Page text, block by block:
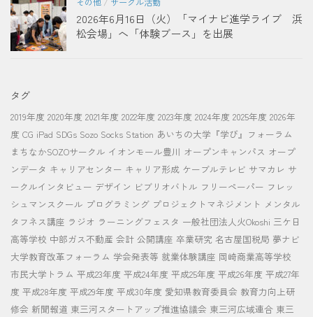
2026年6月16日（火）「マイナビ進学ライブ 浜
松会場」へ「体験ブース」を出展
タグ
2019年度 2020年度 2021年度 2022年度 2023年度 2024年度 2025年度 2026年
度 CG iPad SDGs Sozo Socks Station あいちの大学『学び』フォーラム
まちなかSOZOサークル イオンモール豊川 オープンキャンパス オープ
ンデータ キャリアセンター キャリア形成 ケーブルテレビ サマカレ サ
ークルインタビュー デザイン ビブリオバトル フリーペーパー フレッ
シュマンスクール プログラミング プロジェクトマネジメント メンタル
タフネス講座 ラジオ ラーニングフェスタ 一般社団法人火Okoshi 三ケ日
高等学校 中部ガス不動産 会計 公開講座 卒業研究 名古屋国税局 夢ナビ
大学教育改革フォーラム 学会発表等 就業体験講座 岡崎商業高等学校
市民大学トラム 平成23年度 平成24年度 平成25年度 平成26年度 平成27年
度 平成28年度 平成29年度 平成30年度 愛知県教育委員会 教育力向上研
修会 新聞報道 東三河スタートアップ推進協議会 東三河広域連合 東三